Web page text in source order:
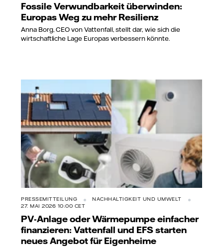
Fossile Verwundbarkeit überwinden:
Europas Weg zu mehr Resilienz
Anna Borg, CEO von Vattenfall, stellt dar, wie sich die
wirtschaftliche Lage Europas verbessern könnte.
PRESSEMITTEILUNG
NACHHALTIGKEIT UND UMWELT
27. MAI 2026 10:00 CET
PV-Anlage oder Wärmepumpe einfacher
finanzieren: Vattenfall und EFS starten
neues Angebot für Eigenheime